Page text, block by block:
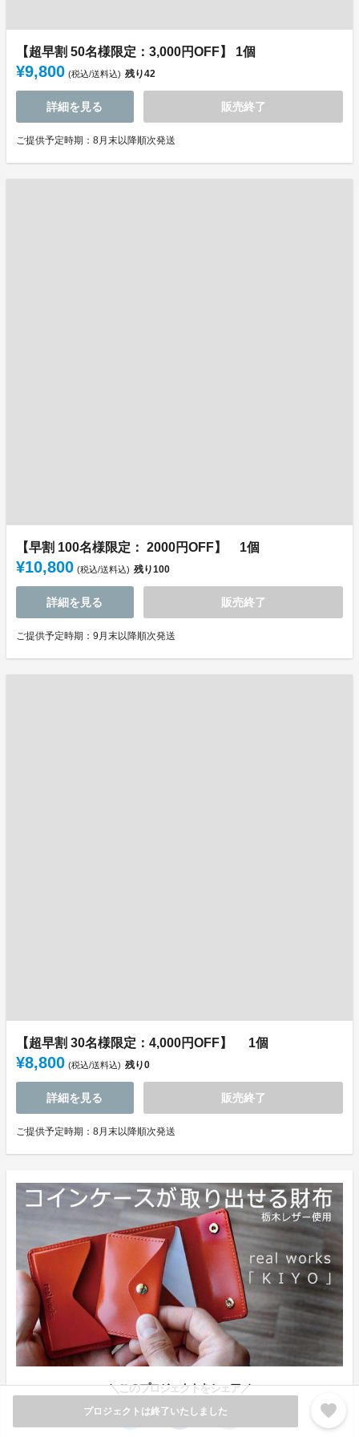
プロジェクトは終了いたしました favorite
【超早割 50名様限定：3,000円OFF】 1個
¥9,800 (税込/送料込) 残り42
詳細を見る 販売終了
ご提供予定時期：8月末以降順次発送
【早割 100名様限定： 2000円OFF】 1個
¥10,800 (税込/送料込) 残り100
詳細を見る 販売終了
ご提供予定時期：9月末以降順次発送
【超早割 30名様限定：4,000円OFF】 1個
¥8,800 (税込/送料込) 残り0
詳細を見る 販売終了
ご提供予定時期：8月末以降順次発送
＼このプロジェクトをシェア／